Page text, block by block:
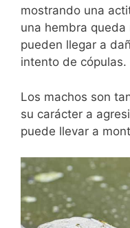
mostrando una
una hembra
pueden llegar a
intento de cópulas.
Los machos son
su carácter a
puede llevar a